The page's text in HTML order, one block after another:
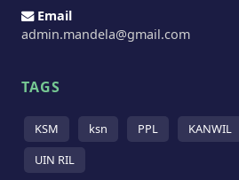
Email
admin.mandela@gmail.com
TAGS
KSM ksn PPL KANWIL
UIN RIL